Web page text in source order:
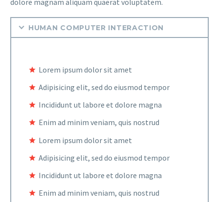
dolore magnam aliquam quaerat voluptatem.
HUMAN COMPUTER INTERACTION
Lorem ipsum dolor sit amet
Adipisicing elit, sed do eiusmod tempor
Incididunt ut labore et dolore magna
Enim ad minim veniam, quis nostrud
Lorem ipsum dolor sit amet
Adipisicing elit, sed do eiusmod tempor
Incididunt ut labore et dolore magna
Enim ad minim veniam, quis nostrud